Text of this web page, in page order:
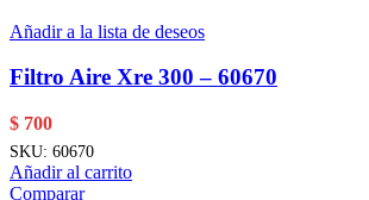
Añadir a la lista de deseos
Filtro Aire Xre 300 – 60670
$ 700
SKU: 60670
Añadir al carrito
Comparar